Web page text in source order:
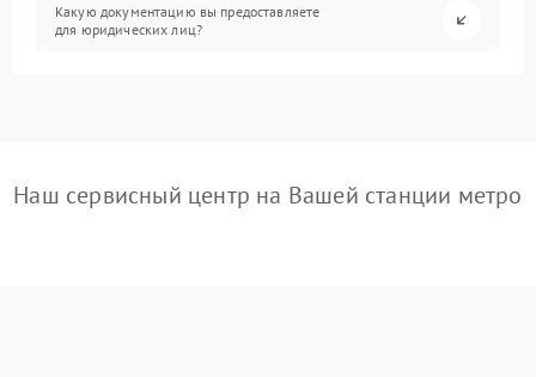
Какую документацию вы предоставляете
для юридических лиц?
Наш сервисный центр на Вашей станции метро